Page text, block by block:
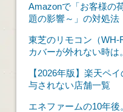
Amazonで「お客様の
題の影響～」の対処法
東芝のリモコン（WH-
カバーが外れない時は
【2026年版】楽天ペ
与されない店舗一覧
エネファームの10年